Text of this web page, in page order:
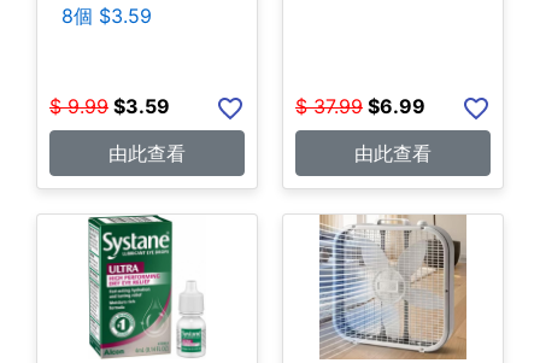
8個 $3.59
$ 9.99 $3.59
由此查看
$ 37.99 $6.99
由此查看